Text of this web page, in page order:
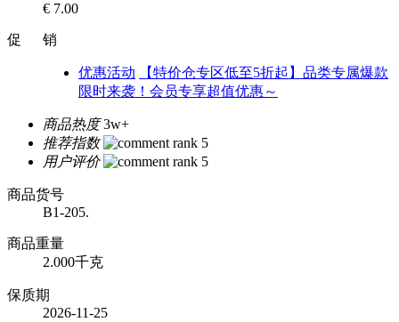
€ 7.00
促 销
优惠活动
【特价仓专区低至5折起】品类专属爆款
限时来袭！会员专享超值优惠～
商品热度 3w+
推荐指数
用户评价
商品货号
B1-205.
商品重量
2.000千克
保质期
2026-11-25